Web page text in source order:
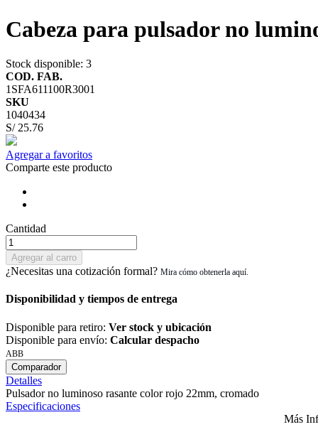
Cabeza para pulsador no
Stock disponible: 3
COD. FAB.
1SFA611100R3001
SKU
1040434
S/ 25.76
Agregar a favoritos
Comparte este producto
Cantidad
Agregar al carro
¿Necesitas una cotización formal?
Disponibilidad y tiempos de entrega
Disponible para retiro: Ver stock y ubicación
Disponible para envío: Calcular despacho
ABB
Comparador
Detalles
Pulsador no luminoso rasante color rojo 22mm, cromado
Especificaciones
Más